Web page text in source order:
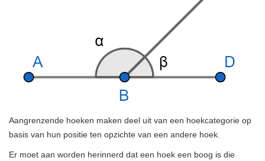
Aangrenzende hoeken maken deel uit van een hoekcategorie op
basis van hun positie ten opzichte van een andere hoek.
Er moet aan worden herinnerd dat een hoek een boog is die